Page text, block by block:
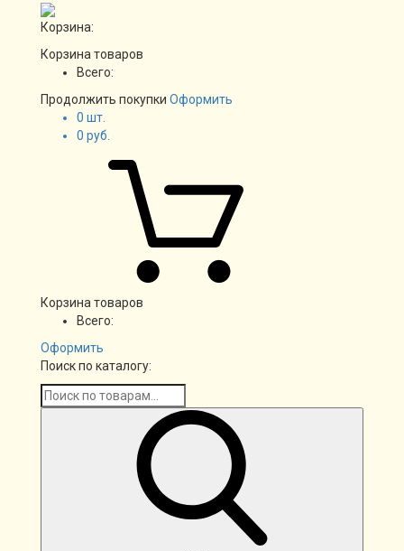
Корзина:
Корзина товаров
Всего:
Продолжить покупки Оформить
0 шт.
0 руб.
Корзина товаров
Всего:
Оформить
Поиск по каталогу: